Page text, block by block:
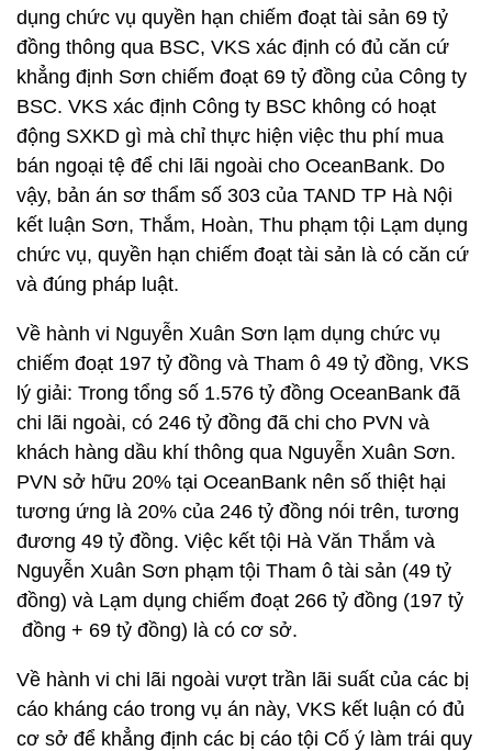
dụng chức vụ quyền hạn chiếm đoạt tài sản 69 tỷ
đồng thông qua BSC, VKS xác định có đủ căn cứ
khẳng định Sơn chiếm đoạt 69 tỷ đồng của Công ty
BSC. VKS xác định Công ty BSC không có hoạt
động SXKD gì mà chỉ thực hiện việc thu phí mua
bán ngoại tệ để chi lãi ngoài cho OceanBank. Do
vậy, bản án sơ thẩm số 303 của TAND TP Hà Nội
kết luận Sơn, Thắm, Hoàn, Thu phạm tội Lạm dụng
chức vụ, quyền hạn chiếm đoạt tài sản là có căn cứ
và đúng pháp luật.
Về hành vi Nguyễn Xuân Sơn lạm dụng chức vụ
chiếm đoạt 197 tỷ đồng và Tham ô 49 tỷ đồng, VKS
lý giải: Trong tổng số 1.576 tỷ đồng OceanBank đã
chi lãi ngoài, có 246 tỷ đồng đã chi cho PVN và
khách hàng dầu khí thông qua Nguyễn Xuân Sơn.
PVN sở hữu 20% tại OceanBank nên số thiệt hại
tương ứng là 20% của 246 tỷ đồng nói trên, tương
đương 49 tỷ đồng. Việc kết tội Hà Văn Thắm và
Nguyễn Xuân Sơn phạm tội Tham ô tài sản (49 tỷ
đồng) và Lạm dụng chiếm đoạt 266 tỷ đồng (197 tỷ
đồng + 69 tỷ đồng) là có cơ sở.
Về hành vi chi lãi ngoài vượt trần lãi suất của các bị
cáo kháng cáo trong vụ án này, VKS kết luận có đủ
cơ sở để khẳng định các bị cáo tội Cố ý làm trái quy